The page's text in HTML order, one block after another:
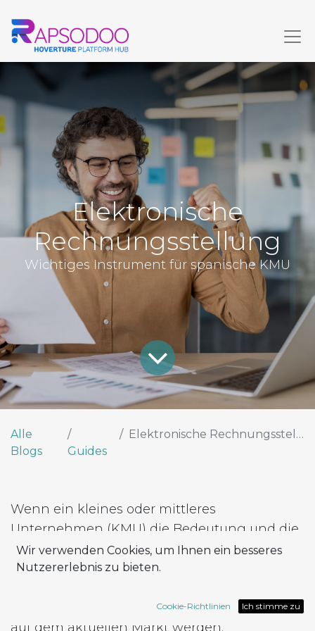
Elektronische
Rechnungsstellung
Wichtiges Instrument für spanische KMU
Alle
Blogs
Guides
Elektronische Rechnungsstellung
Wenn ein kleines oder mittleres
Unternehmen (KMU) die Bedeutung und die
Vorteile dieses Instruments anerkennt, es
aber nicht einsetzt, könnte es zu einem
Wettbewerbsfähigkeit des Unternehmens
auf dem aktuellen Markt werden.
Wir verwenden Cookies, um Ihnen ein besseres
Nutzererlebnis zu bieten.
Cookie-Richtlinien Ich stimme zu